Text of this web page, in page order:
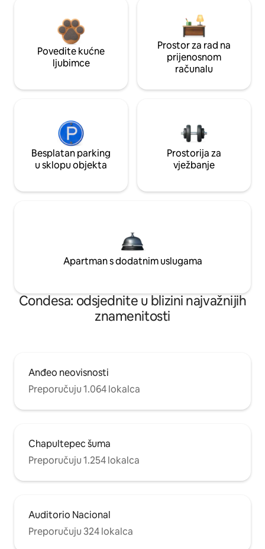
Povedite kućne
ljubimce
Prostor za rad na
prijenosnom
računalu
Besplatan parking
u sklopu objekta
Prostorija za
vježbanje
Apartman s dodatnim uslugama
Condesa: odsjednite u blizini najvažnijih
znamenitosti
Anđeo neovisnosti
Preporučuju 1.064 lokalca
Chapultepec šuma
Preporučuju 1.254 lokalca
Auditorio Nacional
Preporučuju 324 lokalca